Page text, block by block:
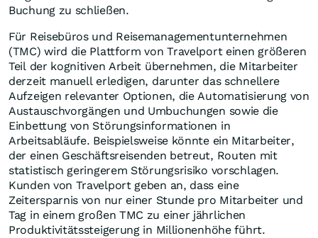
Buchung zu schließen.
Für Reisebüros und Reisemanagementunternehmen
(TMC) wird die Plattform von Travelport einen größeren
Teil der kognitiven Arbeit übernehmen, die Mitarbeiter
derzeit manuell erledigen, darunter das schnellere
Aufzeigen relevanter Optionen, die Automatisierung von
Austauschvorgängen und Umbuchungen sowie die
Einbettung von Störungsinformationen in
Arbeitsabläufe. Beispielsweise könnte ein Mitarbeiter,
der einen Geschäftsreisenden betreut, Routen mit
statistisch geringerem Störungsrisiko vorschlagen.
Kunden von Travelport geben an, dass eine
Zeitersparnis von nur einer Stunde pro Mitarbeiter und
Tag in einem großen TMC zu einer jährlichen
Produktivitätssteigerung in Millionenhöhe führt.